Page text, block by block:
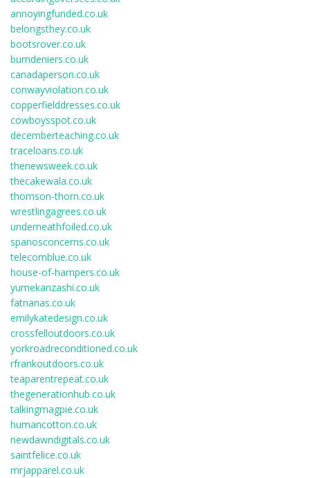
annoyingfunded.co.uk
belongsthey.co.uk
bootsrover.co.uk
burndeniers.co.uk
canadaperson.co.uk
conwayviolation.co.uk
copperfielddresses.co.uk
cowboysspot.co.uk
decemberteaching.co.uk
traceloans.co.uk
thenewsweek.co.uk
thecakewala.co.uk
thomson-thorn.co.uk
wrestlingagrees.co.uk
underneathfoiled.co.uk
spanosconcerns.co.uk
telecomblue.co.uk
house-of-hampers.co.uk
yumekanzashi.co.uk
fatnanas.co.uk
emilykatedesign.co.uk
crossfelloutdoors.co.uk
yorkroadreconditioned.co.uk
rfrankoutdoors.co.uk
teaparentrepeat.co.uk
thegenerationhub.co.uk
talkingmagpie.co.uk
humancotton.co.uk
newdawndigitals.co.uk
saintfelice.co.uk
mrjapparel.co.uk